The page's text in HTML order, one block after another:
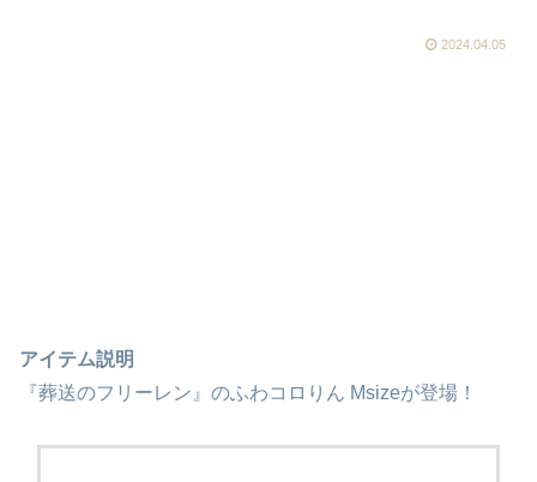
2024.04.05
アイテム説明
『葬送のフリーレン』のふわコロりん Msizeが登場！